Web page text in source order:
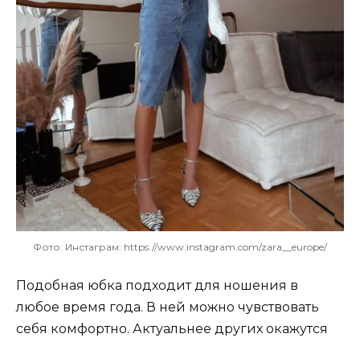
Фото: Инстаграм: https://www.instagram.com/zara__europe/
Подобная юбка подходит для ношения в
любое время года. В ней можно чувствовать
себя комфортно. Актуальнее других окажутся